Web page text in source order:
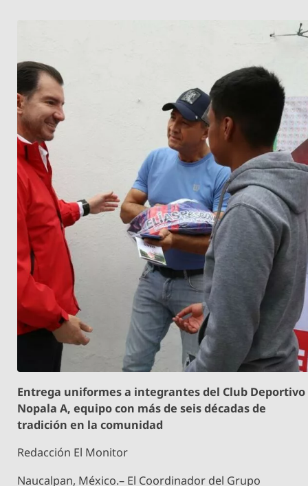
Entrega uniformes a integrantes del Club Deportivo
Nopala A, equipo con más de seis décadas de
tradición en la comunidad
Redacción El Monitor
Naucalpan, México.– El Coordinador del Grupo